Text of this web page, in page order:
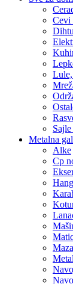
Cevi
Lule,
Metalna
Alke
Cp